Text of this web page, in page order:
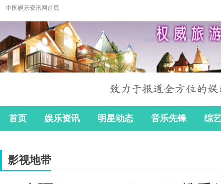
中国娱乐资讯网首页
首页 娱乐资讯 明星动态 音乐先锋 综
影视地带